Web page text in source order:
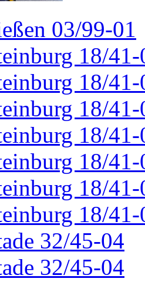
03/99-01
18/41-
18/41-
18/41-
18/41-
18/41-
18/41-
18/41-
32/45-04
32/45-04